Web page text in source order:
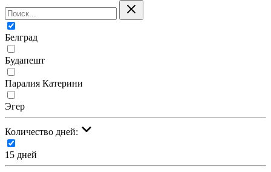
Белград
Будапешт
Паралия Катерини
Эгер
Количество дней:
15 дней